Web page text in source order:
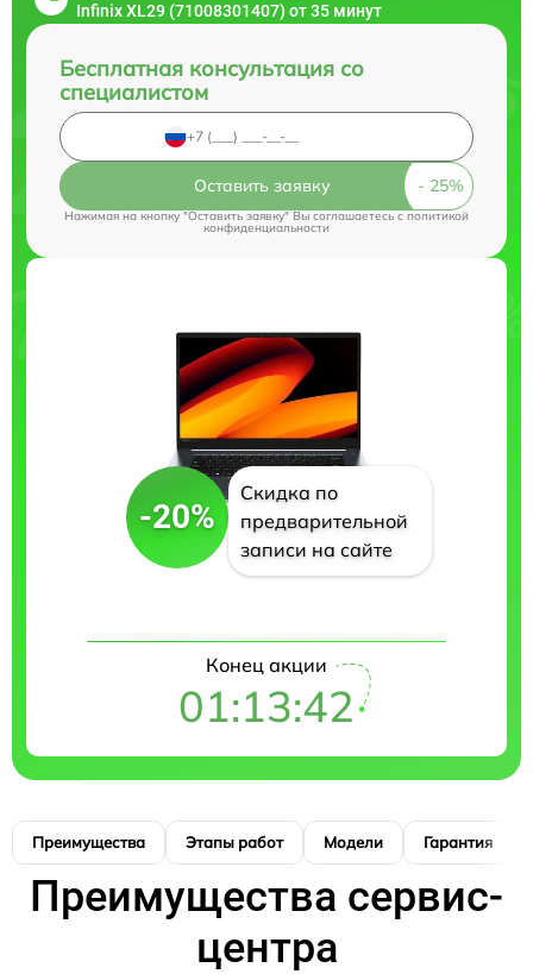
Infinix XL29 (71008301407) от 35 минут
Бесплатная консультация со
специалистом
Оставить заявку
Нажимая на кнопку "Оставить заявку" Вы соглашаетесь cполитикой
конфиденциальности
-20%
Скидка по
предварительной
записи на сайте
Конец акции
01:13:41
Преимущества Этапы работ Модели Гарантия
Преимущества сервис-
центра